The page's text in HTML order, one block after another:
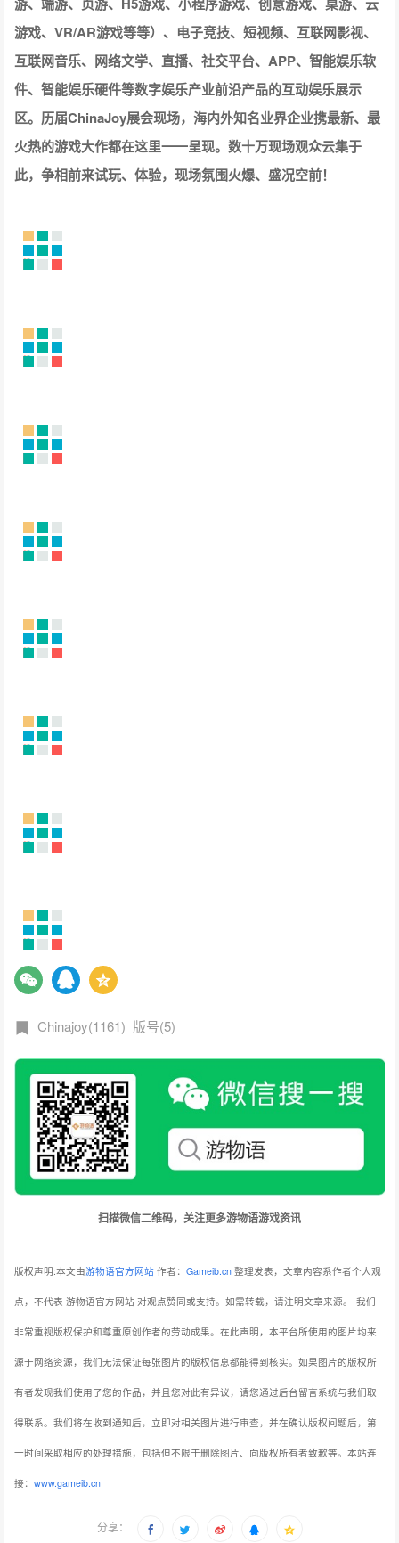
游戏、VR/AR游戏等等）、电子竞技、短视频、互联网影视、
互联网音乐、网络文学、直播、社交平台、APP、智能娱乐软
件、智能娱乐硬件等数字娱乐产业前沿产品的互动娱乐展示
区。历届ChinaJoy展会现场，海内外知名业界企业携最新、最
火热的游戏大作都在这里一一呈现。数十万现场观众云集于
此，争相前来试玩、体验，现场氛围火爆、盛况空前！
Chinajoy(1161) 版号(5)
扫描微信二维码，关注更多游物语游戏资讯
版权声明:本文由游物语官方网站 作者：Gameib.cn 整理发表，文章内容系作者个人观
点，不代表 游物语官方网站 对观点赞同或支持。如需转载，请注明文章来源。 我们
非常重视版权保护和尊重原创作者的劳动成果。在此声明，本平台所使用的图片均来
源于网络资源，我们无法保证每张图片的版权信息都能得到核实。如果图片的版权所
有者发现我们使用了您的作品，并且您对此有异议，请您通过后台留言系统与我们取
得联系。我们将在收到通知后，立即对相关图片进行审查，并在确认版权问题后，第
一时间采取相应的处理措施，包括但不限于删除图片、向版权所有者致歉等。本站连
接：www.gameib.cn
分享：